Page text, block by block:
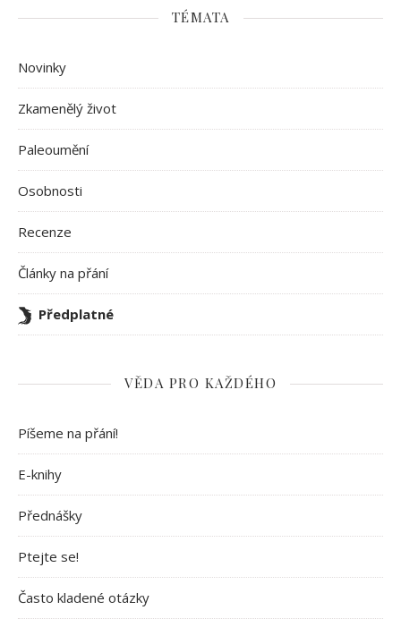
TÉMATA
Novinky
Zkamenělý život
Paleoumění
Osobnosti
Recenze
Články na přání
Předplatné
VĚDA PRO KAŽDÉHO
Píšeme na přání!
E-knihy
Přednášky
Ptejte se!
Často kladené otázky